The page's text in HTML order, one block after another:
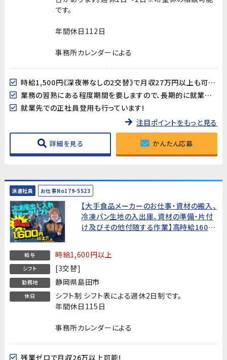
です。
年間休日112日
事務所カレンダーによる
時給1,500円《深夜帯なしの2交替》で月収27万円以上も可能!
業務の習熟にある程度期間を要しますので、長期的に就業可能な方歓迎!
就業先での正社員登用も行っています!
注目ポイントをもっと見る
詳細を見る かんたん応募
派遣社員 お仕事No179-5523
【大手食品メーカーのお仕事・資材の搬入、
冷凍パン生地の入出庫、資材の準備・片付
け及びその他付随する作業】高時給1600
給与 時給1,600円以上
シフト [3交替]
勤務地 静岡県島田市
休日
シフト制 シフト表による週休2日制です。
年間休日115日
事務所カレンダーによる
残業ゼロで月収26万以上可能!